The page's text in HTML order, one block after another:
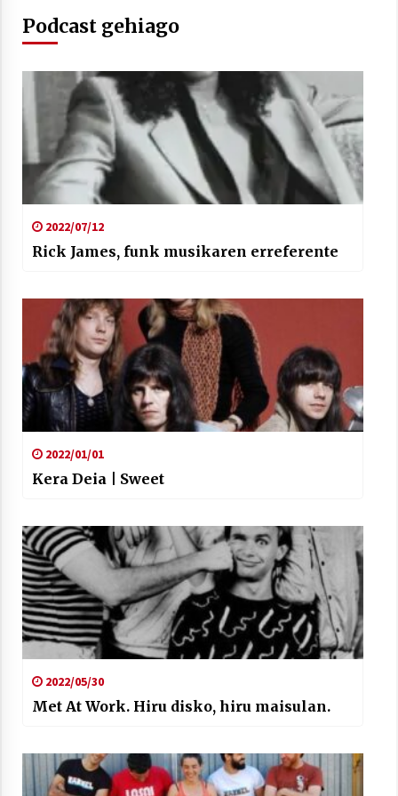
Arrosaren laburpen bideoa Hamaika
Telebistaren eskutik
2021/06/30
Podcast gehiago
2022/07/12
Rick James, funk musikaren erreferente
2022/01/01
Kera Deia | Sweet
2022/05/30
Met At Work. Hiru disko, hiru maisulan.